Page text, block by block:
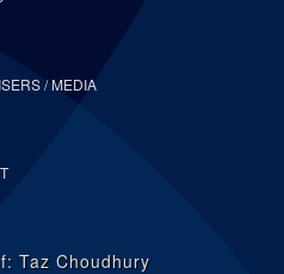
/ MEDIA
Taz Choudhury